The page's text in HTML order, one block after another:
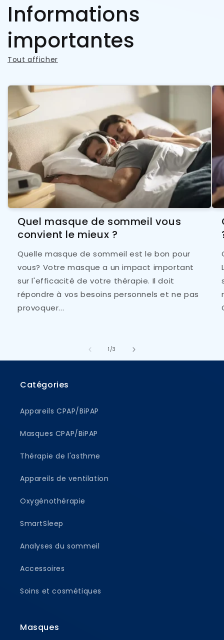
Informations
importantes
Tout afficher
Quel masque de sommeil vous
convient le mieux ?
Quelle masque de sommeil est le bon pour
vous? Votre masque a un impact important
sur l'efficacité de votre thérapie. Il doit
répondre à vos besoins personnels et ne pas
provoquer...
1/de
3
Catégories
Appareils CPAP/BiPAP
Masques CPAP/BiPAP
Thérapie de l'asthme
Appareils de ventilation
Oxygénothérapie
SmartSleep
Analyses du sommeil
Accessoires
Soins et cosmétiques
Masques